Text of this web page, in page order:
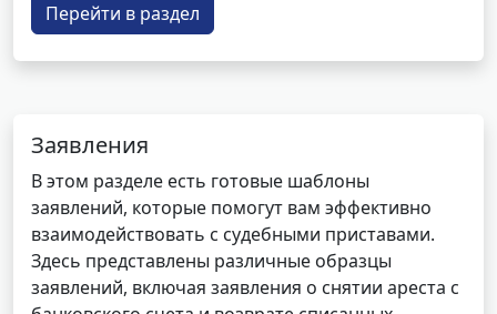
Перейти в раздел
Заявления
В этом разделе есть готовые шаблоны
заявлений, которые помогут вам эффективно
взаимодействовать с судебными приставами.
Здесь представлены различные образцы
заявлений, включая заявления о снятии ареста с